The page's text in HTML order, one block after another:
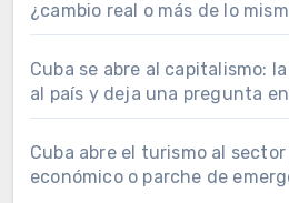
¿cambio real o más de lo
Cuba se abre al capitalismo:
al país y deja una pregunta
Cuba abre el turismo al
económico o parche de